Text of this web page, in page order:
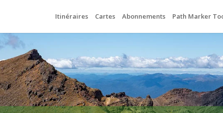
Itinéraires Cartes Abonnements Path Marker